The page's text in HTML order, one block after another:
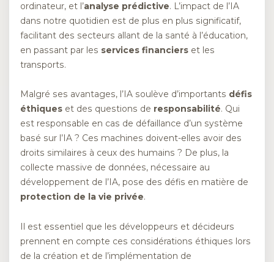
ordinateur, et l’analyse prédictive. L’impact de l’IA
dans notre quotidien est de plus en plus significatif,
facilitant des secteurs allant de la santé à l’éducation,
en passant par les services financiers et les
transports.
Malgré ses avantages, l’IA soulève d’importants défis
éthiques et des questions de responsabilité. Qui
est responsable en cas de défaillance d’un système
basé sur l’IA ? Ces machines doivent-elles avoir des
droits similaires à ceux des humains ? De plus, la
collecte massive de données, nécessaire au
développement de l’IA, pose des défis en matière de
protection de la vie privée.
Il est essentiel que les développeurs et décideurs
prennent en compte ces considérations éthiques lors
de la création et de l’implémentation de